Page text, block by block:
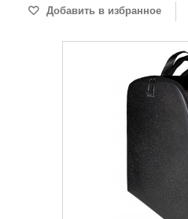
Добавить в избранное